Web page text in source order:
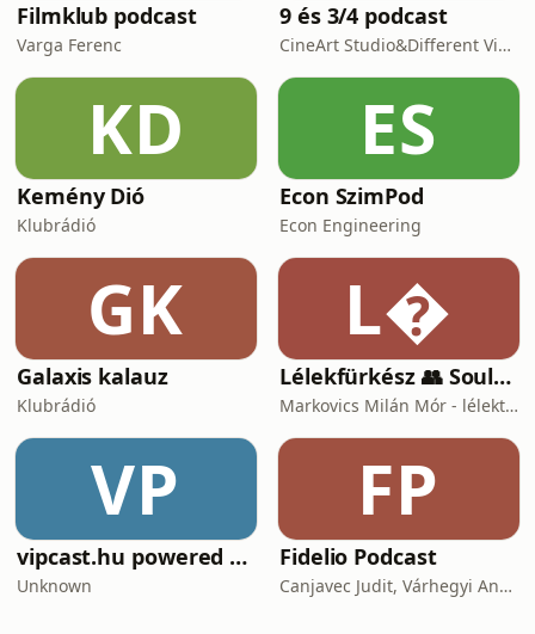
Filmklub podcast
Varga Ferenc
9 és 3/4 podcast
CineArt Studio&Different View Production
KD
Kemény Dió
Klubrádió
ES
Econ SzimPod
Econ Engineering
GK
Galaxis kalauz
Klubrádió
L
Lélekfürkész 👥 SoulScout
Markovics Milán Mór - lélektan, tudomány, vallás, harc
VP
vipcast.hu powered by Media1
Unknown
FP
Fidelio Podcast
Canjavec Judit, Várhegyi András, Gyürke Kata, Tompa Diána, Vass Antónia